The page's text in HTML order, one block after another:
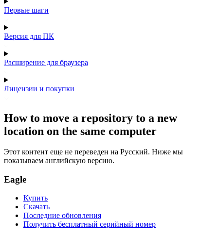
Первые шаги
Версия для ПК
Расширение для браузера
Лицензии и покупки
How to move a repository to a new
location on the same computer
Этот контент еще не переведен на Русский. Ниже мы
показываем английскую версию.
Eagle
Купить
Скачать
Последние обновления
Получить бесплатный серийный номер